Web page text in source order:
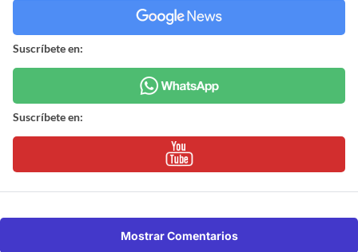
Suscríbete en:
Suscríbete en:
Mostrar Comentarios